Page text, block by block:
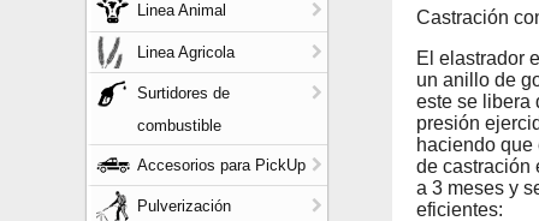
Linea Animal
Linea Agricola
Surtidores de
combustible
Accesorios para PickUp
Pulverización
Castración
El elastrador
un anillo de
este se libera
presión
haciendo
de castración
a 3 meses y
eficientes: